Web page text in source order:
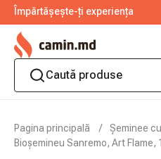
Împărtășește-ți experiența
Pagina principală Șeminee
Bioșemineu Sanremo, Art